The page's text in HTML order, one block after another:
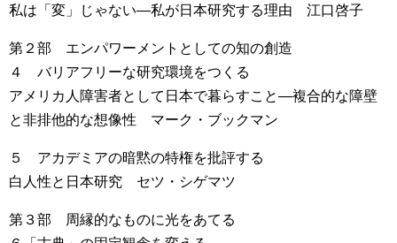
私は「変」じゃない―私が日本研究する理由 江口啓子
第２部 エンパワーメントとしての知の創造
４ バリアフリーな研究環境をつくる
アメリカ人障害者として日本で暮らすこと―複合的な障壁
と非排他的な想像性 マーク・ブックマン
５ アカデミアの暗黙の特権を批評する
白人性と日本研究 セツ・シゲマツ
第３部 周縁的なものに光をあてる